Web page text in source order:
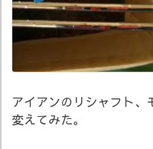
アイアンのリシャフト、
変えてみた。